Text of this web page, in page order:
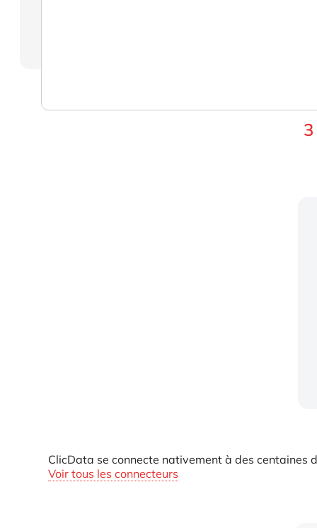
ClicData se connecte nativement à des centaines
Voir tous les connecteurs